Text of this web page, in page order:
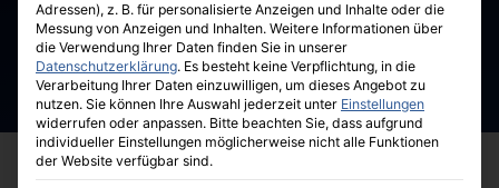
Adressen), z. B. für personalisierte Anzeigen und Inhalte oder die
Messung von Anzeigen und Inhalten. Weitere Informationen über
die Verwendung Ihrer Daten finden Sie in unserer
Datenschutzerklärung. Es besteht keine Verpflichtung, in die
Verarbeitung Ihrer Daten einzuwilligen, um dieses Angebot zu
nutzen. Sie können Ihre Auswahl jederzeit unter Einstellungen
widerrufen oder anpassen. Bitte beachten Sie, dass aufgrund
individueller Einstellungen möglicherweise nicht alle Funktionen
der Website verfügbar sind.